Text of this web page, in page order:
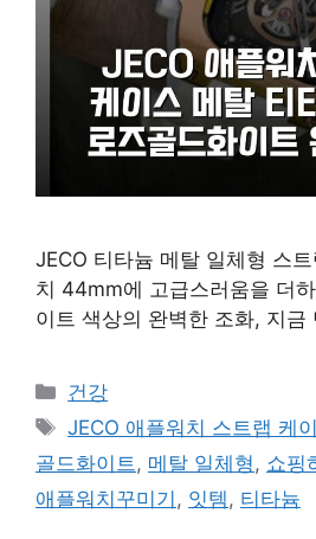
JECO 티타늄 메탈 일체형 스
치 44mm에 고급스러움을 더
이트 색상의 완벽한 조화, 지금
카
테
리
건강
태
그
JECO 애플워치 스트랩 케
골드화이트 , 메탈 일체형 , 쇼핑
애플워치꾸미기 , 잇템 , 티타늄